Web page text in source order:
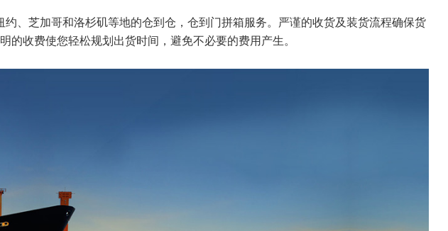
、芝加哥和洛杉矶等地的仓到仓，仓到门拼箱服务。严谨的收货及装货流程确保货
收费使您轻松规划出货时间，避免不必要的费用产生。